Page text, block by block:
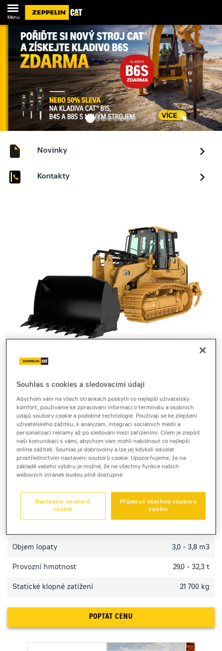
Menu
Novinky
Kontakty
Technický list [3,8 MB]
Produktový list [0,2 MB] Brožura [5,2 MB]
Pásový nakladač Cat 973 zvládá těžký terén, nabízí
silný tah, stabilitu a univerzální výkon pro zemní
práce i manipulaci.
TECHNICKÉ PARAMETRY
Objem lopaty 3,0 - 3,8 m3
Provozní hmotnost 29,0 - 32,3 t
Statické klopné zatížení 21 700 kg
POPTAT CENU
Souhlas s cookies a sledovacími údaji
Abychom vám na všech stránkách poskytli co nejlepší uživatelský
komfort, používáme ke zpracování informací o terminálu a osobních
údajů soubory cookie a podobné technologie. Používají se ke zlepšení
uživatelského zážitku, k analýzám, integraci sociálních médií a
personalizaci reklamy až po sledování mezi zařízeními. Cílem je zlepšit
naši komunikaci s vámi, abychom vám mohli nabídnout co nejlepší
online zážitek. Souhlas je dobrovolný a lze jej kdykoli odvolat
prostřednictvím nastavení souborů cookie. Upozorňujeme, že na
základě vašeho výběru je možné, že ne všechny funkce našich
webových stránek budou plně dostupné.
Přijmout všechny soubory
cookie
Nastavení souborů
cookie